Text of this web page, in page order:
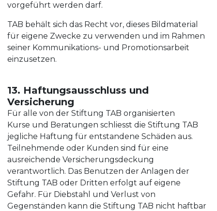
vorgeführt werden darf.
TAB behält sich das Recht vor, dieses Bildmaterial
für eigene Zwecke zu verwenden und im Rahmen
seiner Kommunikations- und Promotionsarbeit
einzusetzen.
13. Haftungsausschluss und
Versicherung
Für alle von der Stiftung TAB organisierten
Kurse und Beratungen schliesst die Stiftung TAB
jegliche Haftung für entstandene Schäden aus.
Teilnehmende oder Kunden sind für eine
ausreichende Versicherungsdeckung
verantwortlich. Das Benutzen der Anlagen der
Stiftung TAB oder Dritten erfolgt auf eigene
Gefahr. Für Diebstahl und Verlust von
Gegenständen kann die Stiftung TAB nicht haftbar